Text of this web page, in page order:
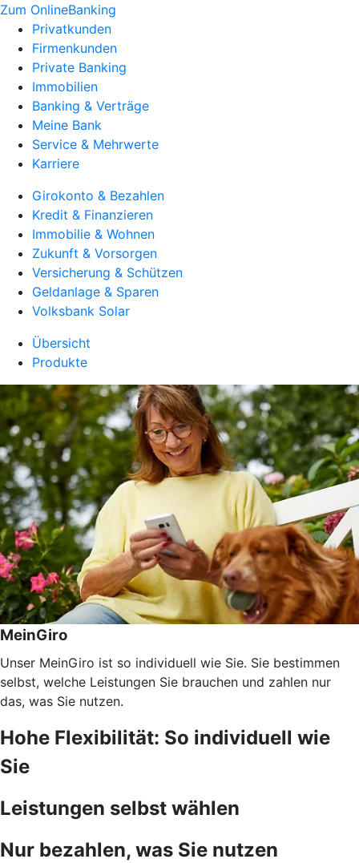
Zum OnlineBanking
Privatkunden
Firmenkunden
Private Banking
Immobilien
Banking & Verträge
Meine Bank
Service & Mehrwerte
Karriere
Girokonto & Bezahlen
Kredit & Finanzieren
Immobilie & Wohnen
Zukunft & Vorsorgen
Versicherung & Schützen
Geldanlage & Sparen
Volksbank Solar
Übersicht
Produkte
MeinGiro
Unser MeinGiro ist so individuell wie Sie. Sie bestimmen
selbst, welche Leistungen Sie brauchen und zahlen nur
das, was Sie nutzen.
Hohe Flexibilität: So individuell wie
Sie
Leistungen selbst wählen
Nur bezahlen, was Sie nutzen